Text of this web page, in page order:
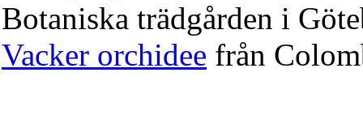
Botaniska trädgården i
Vacker orchidee från